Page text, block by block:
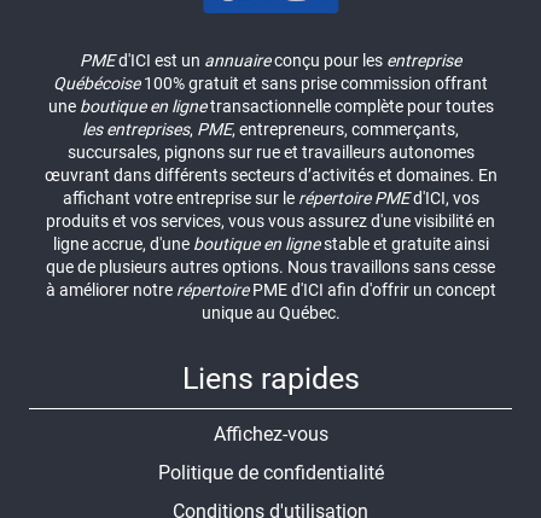
PMEd'ICI est un annuaireconçu pour les entreprise
Québécoise100% gratuit et sans prise commission offrant
une boutique en lignetransactionnelle complète pour toutes
les entreprises, PME, entrepreneurs, commerçants,
succursales, pignons sur rue et travailleurs autonomes
œuvrant dans différents secteurs d’activités et domaines. En
affichant votre entreprise sur le répertoire PMEd'ICI, vos
produits et vos services, vous vous assurez d'une visibilité en
ligne accrue, d'une boutique en lignestable et gratuite ainsi
que de plusieurs autres options. Nous travaillons sans cesse
à améliorer notre répertoirePME d'ICI afin d'offrir un concept
unique au Québec.
Liens rapides
Affichez-vous
Politique de confidentialité
Conditions d'utilisation